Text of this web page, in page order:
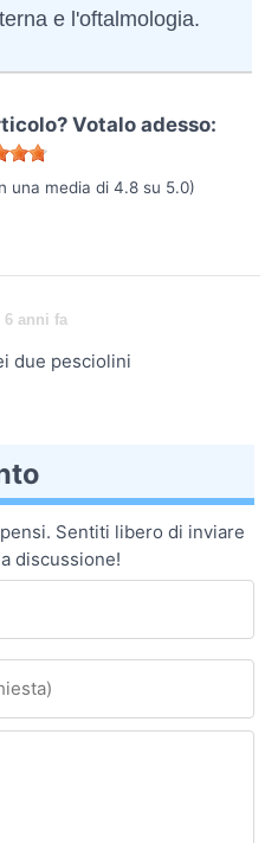
e l'oftalmologia.
Votalo adesso:
una media di 4.8su 5.0)
6 anni fa
due pesciolini
Sentiti libero di inviare
discussione!